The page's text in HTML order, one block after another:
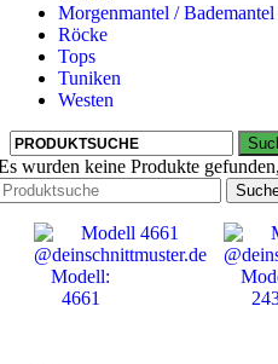
Morgenmantel / Bademantel
Röcke
Tops
Tuniken
Westen
wurden keine Produkte
Modell:
4661